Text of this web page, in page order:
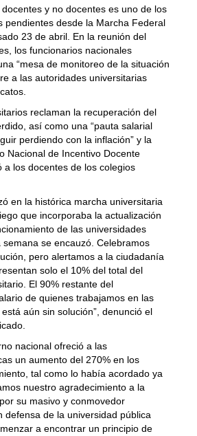
y no docentes es uno de los
pendientes desde la Marcha Federal
23 de abril. En la reunión del
los funcionarios nacionales
“mesa de monitoreo de la situación
a las autoridades universitarias
reclaman la recuperación del
así como una “pauta salarial
perdiendo con la inflación” y la
Nacional de Incentivo Docente
a los docentes de los colegios
en la histórica marcha universitaria
que incorporaba la actualización
de las universidades
semana se encauzó. Celebramos
pero alertamos a la ciudadanía
solo el 10% del total del
El 90% restante del
de quienes trabajamos en las
aún sin solución”, denunció el
nacional ofreció a las
un aumento del 270% en los
tal como lo había acordado ya
nuestro agradecimiento a la
su masivo y conmovedor
defensa de la universidad pública
a encontrar un principio de